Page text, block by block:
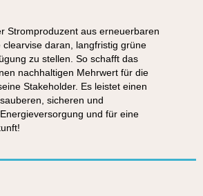
Stromproduzent aus erneuerbaren
clearvise daran, langfristig grüne
zu stellen. So schafft das
nachhaltigen Mehrwert für die
Stakeholder. Es leistet einen
sicheren und
und für eine